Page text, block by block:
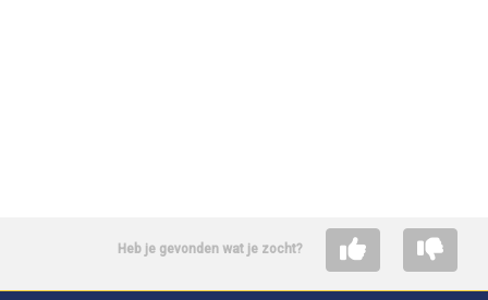
Heb je gevonden wat je zocht?